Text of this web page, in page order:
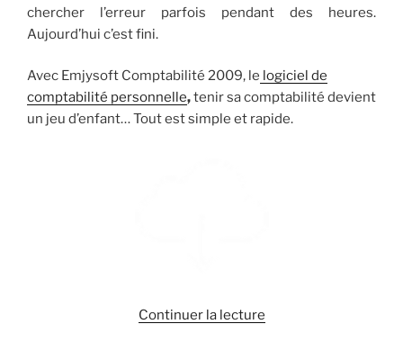
chercher l’erreur parfois pendant des heures.
Aujourd’hui c’est fini.
Avec Emjysoft Comptabilité 2009, le logiciel de
comptabilité personnelle,tenir sa comptabilité devient
un jeu d’enfant… Tout est simple et rapide.
Continuer la lecturede